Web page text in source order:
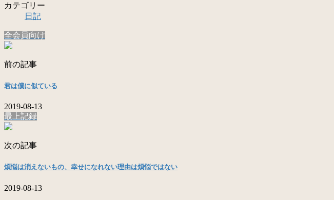
カテゴリー
日記
全会員向け
前の記事
君は僕に似ている
2019-08-13
最上記録
次の記事
煩悩は消えないもの、幸せになれない理由は煩悩ではない
2019-08-13